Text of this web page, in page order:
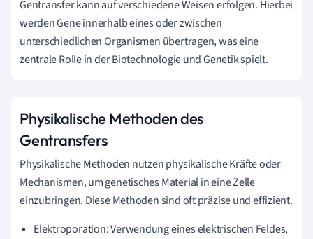
Gentransfer kann auf verschiedene Weisen erfolgen. Hierbei
werden Gene innerhalb eines oder zwischen
unterschiedlichen Organismen übertragen, was eine
zentrale Rolle in der Biotechnologie und Genetik spielt.
Physikalische Methoden des
Gentransfers
Physikalische Methoden nutzen physikalische Kräfte oder
Mechanismen, um genetisches Material in eine Zelle
einzubringen. Diese Methoden sind oft präzise und effizient.
Elektroporation: Verwendung eines elektrischen Feldes,